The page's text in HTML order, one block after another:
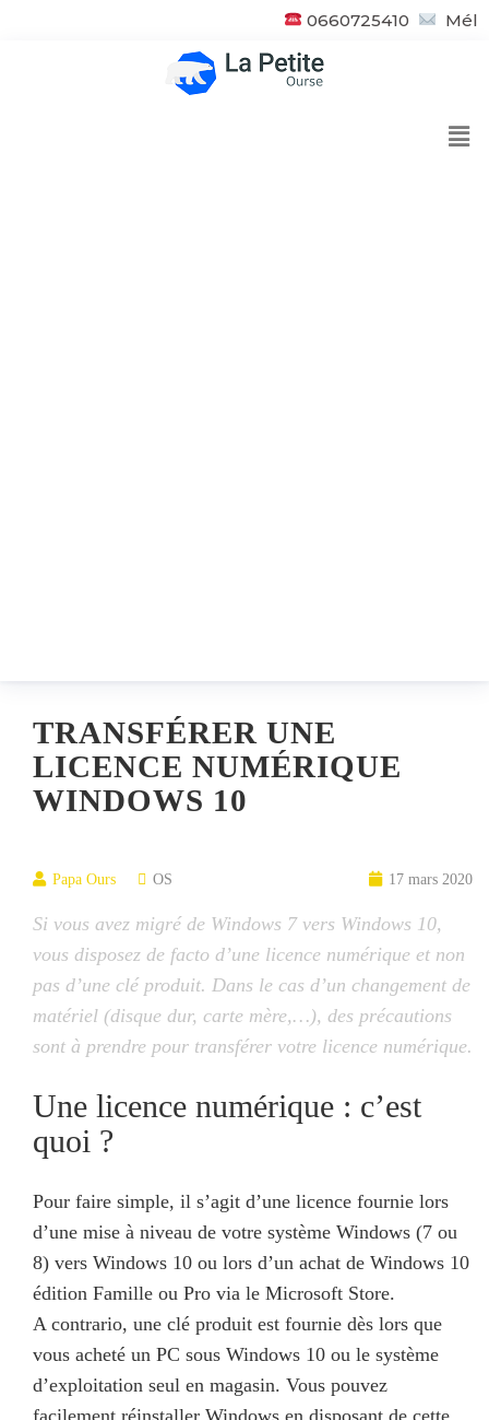
0660725410 Mél
TRANSFÉRER UNE
LICENCE NUMÉRIQUE
WINDOWS 10
Papa Ours 17 mars 2020
OS
Si vous avez migré de Windows 7 vers Windows 10,
vous disposez de facto d’une licence numérique et non
pas d’une clé produit. Dans le cas d’un changement de
matériel (disque dur, carte mère,…), des précautions
sont à prendre pour transférer votre licence numérique.
Une licence numérique : c’est
quoi ?
Pour faire simple, il s’agit d’une licence fournie lors
d’une mise à niveau de votre système Windows (7 ou
8) vers Windows 10 ou lors d’un achat de Windows 10
édition Famille ou Pro via le Microsoft Store.
A contrario, une clé produit est fournie dès lors que
vous acheté un PC sous Windows 10 ou le système
d’exploitation seul en magasin. Vous pouvez
facilement réinstaller Windows en disposant de cette